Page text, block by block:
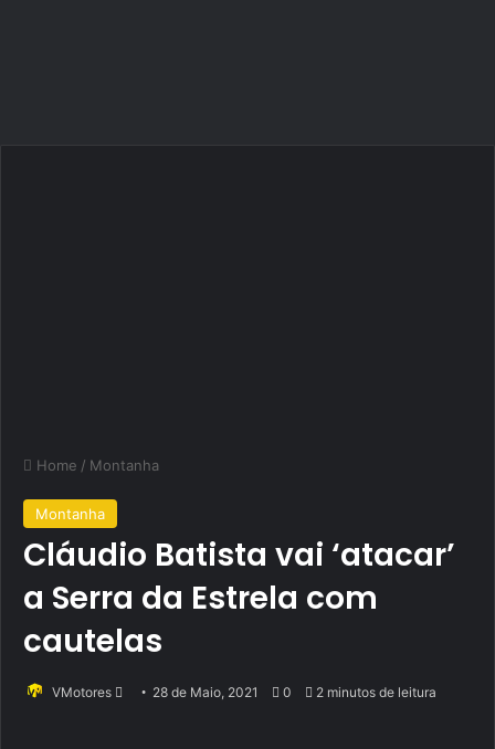
Home / Montanha
Montanha
Cláudio Batista vai ‘atacar’
a Serra da Estrela com
cautelas
VMotores
Send 28 de Maio, 2021 0 2 minutos de leitura